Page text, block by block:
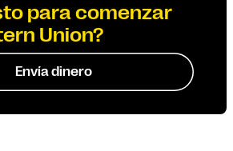
para comenzar
Union?
Envía dinero